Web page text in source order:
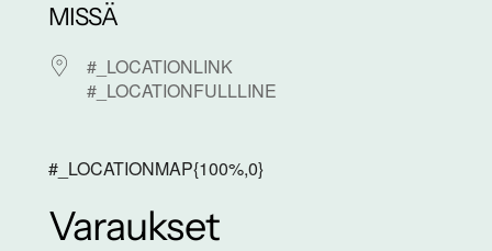
MISSÄ
#_LOCATIONLINK
#_LOCATIONFULLLINE
#_LOCATIONMAP{100%,0}
Varaukset